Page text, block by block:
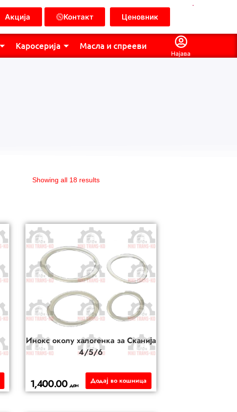
Акција Контакт Ценовник
.
Каросерија Масла и спрееви
Најава
Showing all 18 results
Инокс околу халогенка за Сканија
4/5/6
1,400.00ден Додај во кошница